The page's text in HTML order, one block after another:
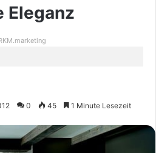
Eleganz
0 45 1 Minute Lesezeit